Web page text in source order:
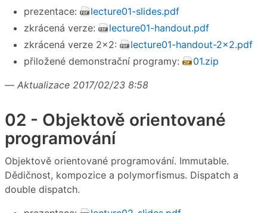
prezentace:
lecture01-slides.pdf
zkrácená verze:
lecture01-handout.pdf
zkrácená verze 2×2:
lecture01-handout-2x2.pdf
přiložené demonstrační programy:
01.zip
— Aktualizace 2017/02/23 8:58
02 - Objektově orientované
programování
Objektově orientované programování. Immutable.
Dědičnost, kompozice a polymorfismus. Dispatch a
double dispatch.